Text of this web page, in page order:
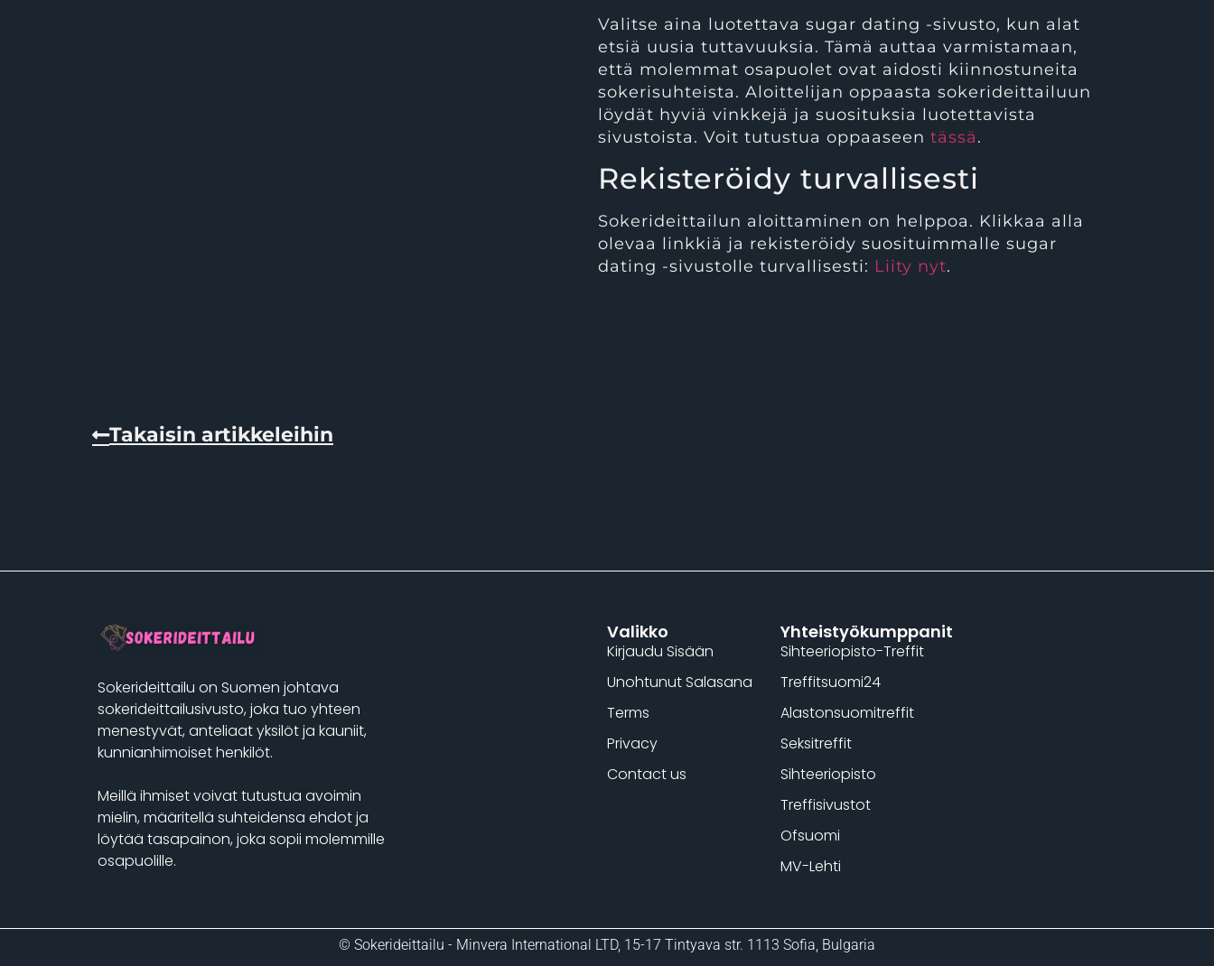
Valitse aina luotettava sugar dating -sivusto, kun alat
etsiä uusia tuttavuuksia. Tämä auttaa varmistamaan,
että molemmat osapuolet ovat aidosti kiinnostuneita
sokerisuhteista. Aloittelijan oppaasta sokerideittailuun
löydät hyviä vinkkejä ja suosituksia luotettavista
sivustoista. Voit tutustua oppaaseen tässä.
Rekisteröidy turvallisesti
Sokerideittailun aloittaminen on helppoa. Klikkaa alla
olevaa linkkiä ja rekisteröidy suosituimmalle sugar
dating -sivustolle turvallisesti: Liity nyt.
Takaisin artikkeleihin
Sokerideittailu on Suomen johtava
sokerideittailusivusto, joka tuo yhteen
menestyvät, anteliaat yksilöt ja kauniit,
kunnianhimoiset henkilöt.
Meillä ihmiset voivat tutustua avoimin
mielin, määritellä suhteidensa ehdot ja
löytää tasapainon, joka sopii molemmille
osapuolille.
Valikko
Kirjaudu Sisään
Unohtunut Salasana
Terms
Privacy
Contact us
Yhteistyökumppanit
Sihteeriopisto-Treffit
Treffitsuomi24
Alastonsuomitreffit
Seksitreffit
Sihteeriopisto
Treffisivustot
Ofsuomi
MV-Lehti
© Sokerideittailu - Minvera International LTD, 15-17 Tintyava str. 1113 Sofia, Bulgaria